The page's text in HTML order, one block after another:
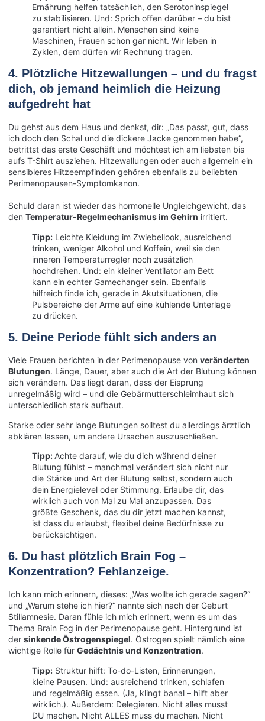
Ernährung helfen tatsächlich, den Serotoninspiegel
zu stabilisieren. Und: Sprich offen darüber – du bist
garantiert nicht allein. Menschen sind keine
Maschinen, Frauen schon gar nicht. Wir leben in
Zyklen, dem dürfen wir Rechnung tragen.
4. Plötzliche Hitzewallungen – und du fragst
dich, ob jemand heimlich die Heizung
aufgedreht hat
Du gehst aus dem Haus und denkst, dir: „Das passt, gut, dass
ich doch den Schal und die dickere Jacke genommen habe“,
betrittst das erste Geschäft und möchtest ich am liebsten bis
aufs T-Shirt ausziehen. Hitzewallungen oder auch allgemein ein
sensibleres Hitzeempfinden gehören ebenfalls zu beliebten
Perimenopausen-Symptomkanon.
Schuld daran ist wieder das hormonelle Ungleichgewicht, das
den Temperatur-Regelmechanismus im Gehirn irritiert.
Tipp: Leichte Kleidung im Zwiebellook, ausreichend
trinken, weniger Alkohol und Koffein, weil sie den
inneren Temperaturregler noch zusätzlich
hochdrehen. Und: ein kleiner Ventilator am Bett
kann ein echter Gamechanger sein. Ebenfalls
hilfreich finde ich, gerade in Akutsituationen, die
Pulsbereiche der Arme auf eine kühlende Unterlage
zu drücken.
5. Deine Periode fühlt sich anders an
Viele Frauen berichten in der Perimenopause von veränderten
Blutungen. Länge, Dauer, aber auch die Art der Blutung können
sich verändern. Das liegt daran, dass der Eisprung
unregelmäßig wird – und die Gebärmutterschleimhaut sich
unterschiedlich stark aufbaut.
Starke oder sehr lange Blutungen solltest du allerdings ärztlich
abklären lassen, um andere Ursachen auszuschließen.
Tipp: Achte darauf, wie du dich während deiner
Blutung fühlst – manchmal verändert sich nicht nur
die Stärke und Art der Blutung selbst, sondern auch
dein Energielevel oder Stimmung. Erlaube dir, das
wirklich auch von Mal zu Mal anzupassen. Das
größte Geschenk, das du dir jetzt machen kannst,
ist dass du erlaubst, flexibel deine Bedürfnisse zu
berücksichtigen.
6. Du hast plötzlich Brain Fog –
Konzentration? Fehlanzeige.
Ich kann mich erinnern, dieses: „Was wollte ich gerade sagen?“
und „Warum stehe ich hier?“ nannte sich nach der Geburt
Stillamnesie. Daran fühle ich mich erinnert, wenn es um das
Thema Brain Fog in der Perimenopause geht. Hintergrund ist
der sinkende Östrogenspiegel. Östrogen spielt nämlich eine
wichtige Rolle für Gedächtnis und Konzentration.
Tipp: Struktur hilft: To-do-Listen, Erinnerungen,
kleine Pausen. Und: ausreichend trinken, schlafen
und regelmäßig essen. (Ja, klingt banal – hilft aber
wirklich.). Außerdem: Delegieren. Nicht alles musst
DU machen. Nicht ALLES muss du machen. Nicht